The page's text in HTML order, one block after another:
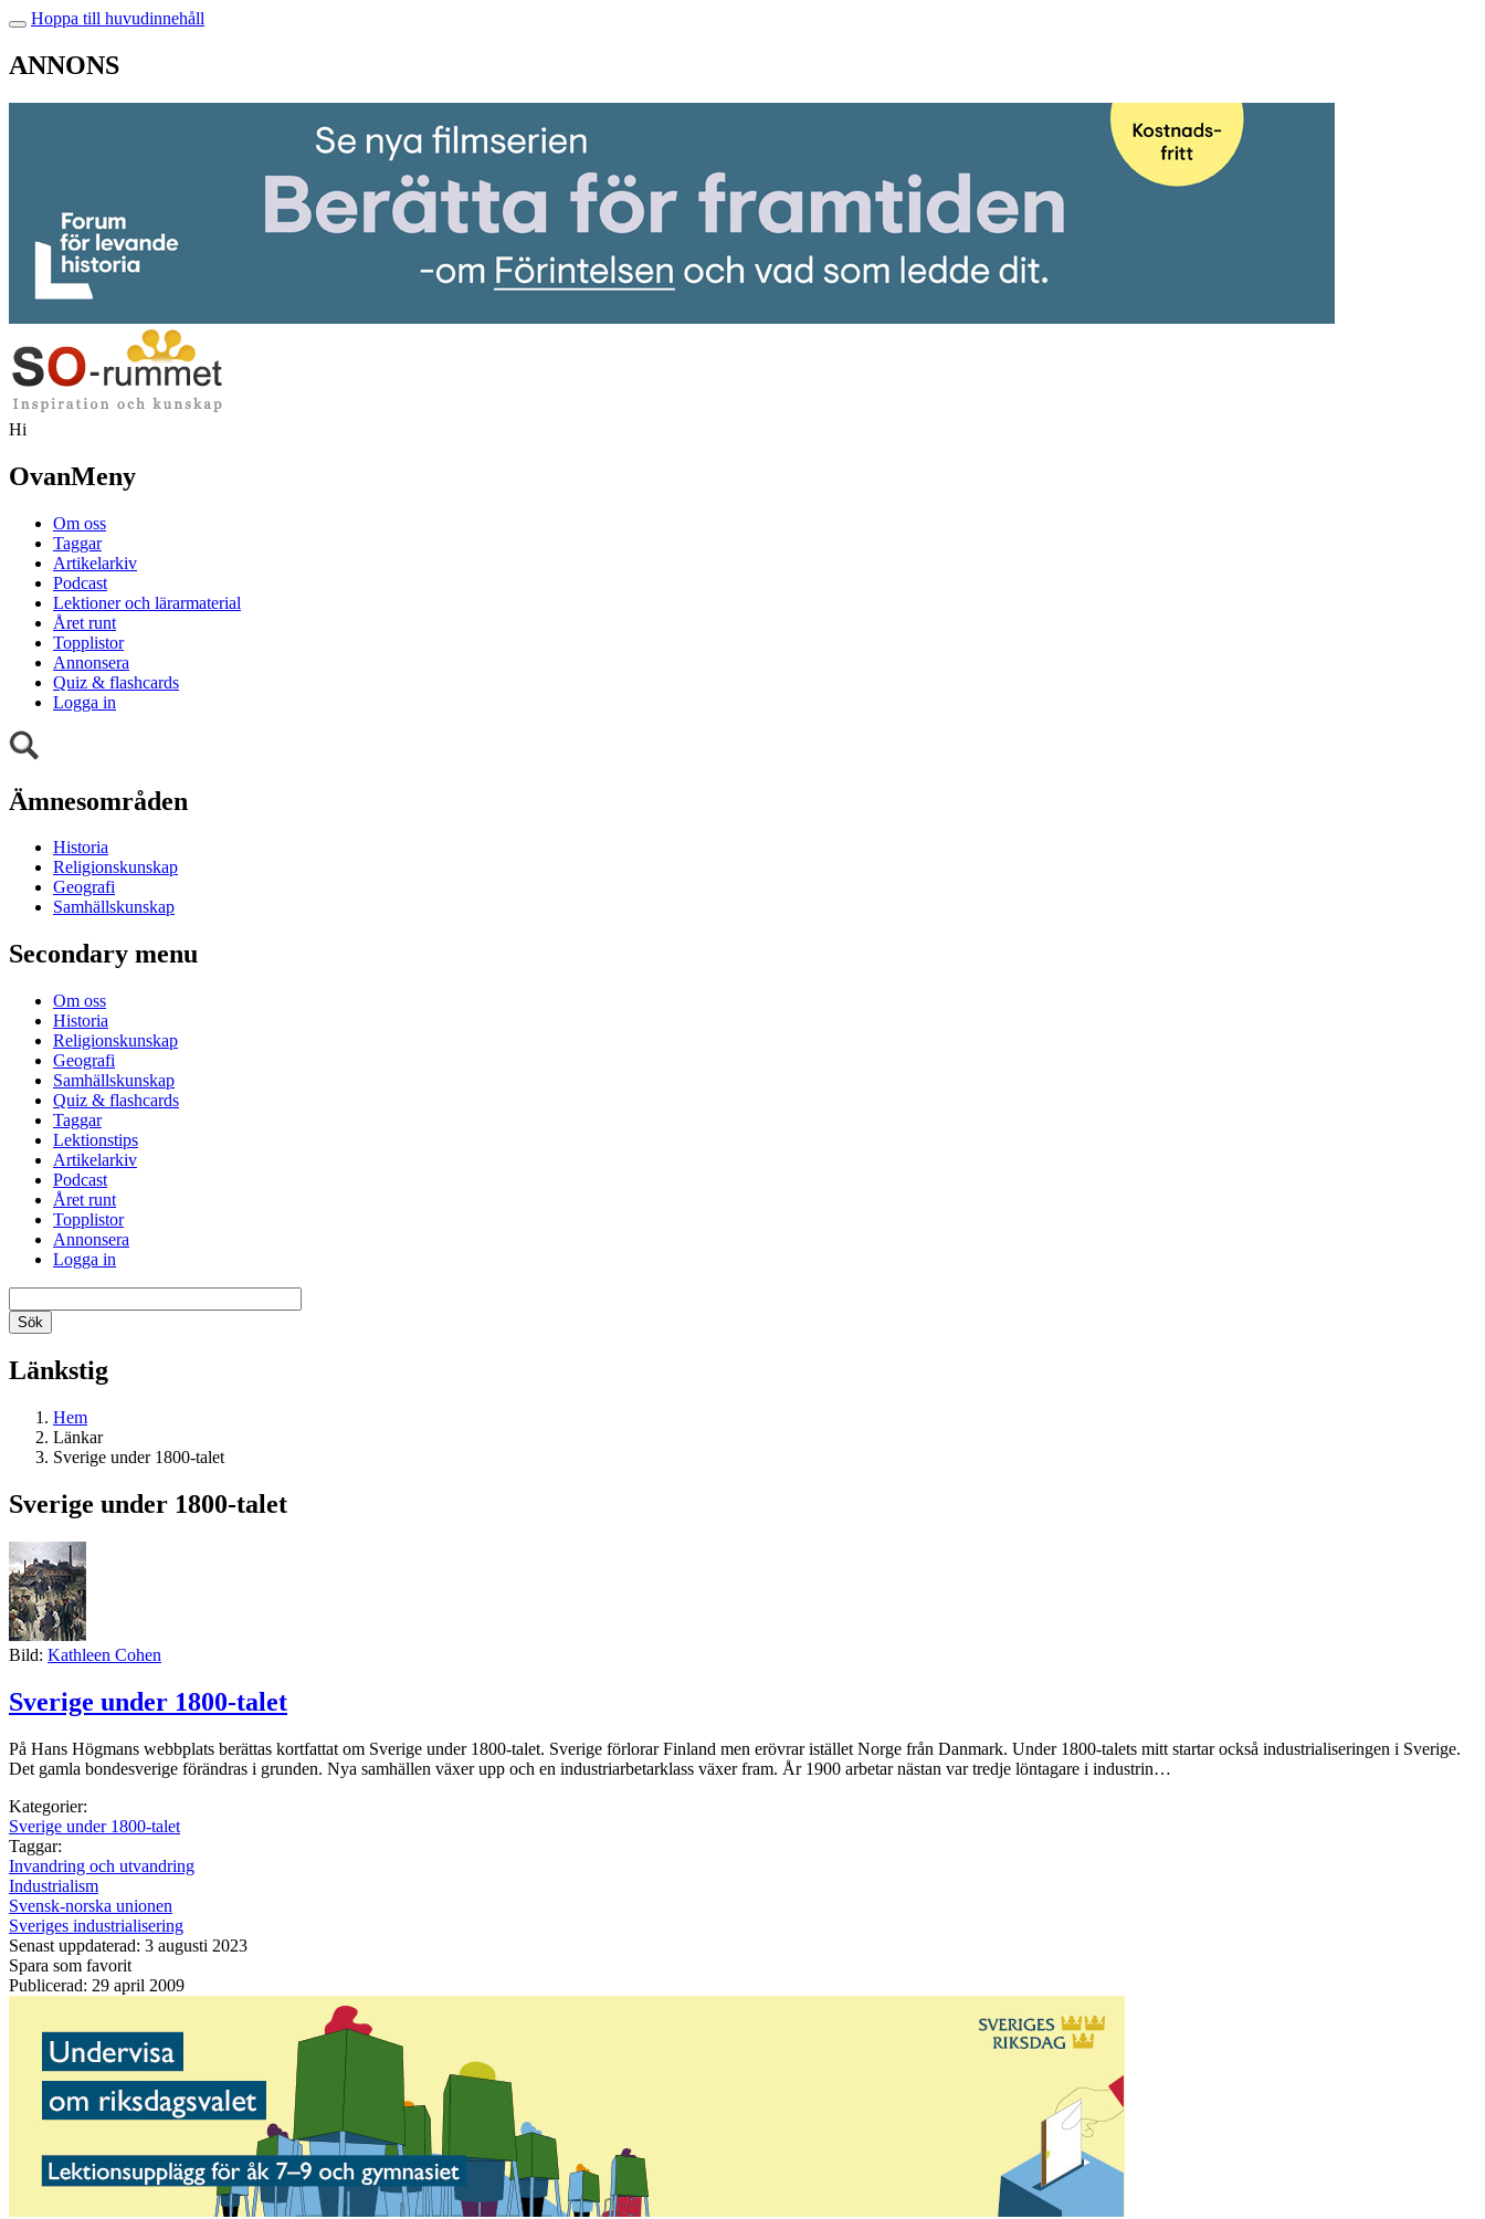
Hoppa till huvudinnehåll
ANNONS
Hi
OvanMeny
Om oss
Taggar
Artikelarkiv
Podcast
Lektioner och lärarmaterial
Året runt
Topplistor
Annonsera
Quiz & flashcards
Logga in
Ämnesområden
Historia
Religionskunskap
Geografi
Samhällskunskap
Secondary menu
Om oss
Historia
Religionskunskap
Geografi
Samhällskunskap
Quiz & flashcards
Taggar
Lektionstips
Artikelarkiv
Podcast
Året runt
Topplistor
Annonsera
Logga in
Länkstig
Hem
Länkar
Sverige under 1800-talet
Sverige under 1800-talet
Bild: Kathleen Cohen
Sverige under 1800-talet
På Hans Högmans webbplats berättas kortfattat om Sverige under 1800-talet. Sverige förlorar Finland men erövrar istället Norge från Danmark. Under 1800-talets mitt startar också industrialiseringen i Sverige.
Det gamla bondesverige förändras i grunden. Nya samhällen växer upp och en industriarbetarklass växer fram. År 1900 arbetar nästan var tredje löntagare i industrin…
Kategorier:
Sverige under 1800-talet
Taggar:
Invandring och utvandring
Industrialism
Svensk-norska unionen
Sveriges industrialisering
Senast uppdaterad: 3 augusti 2023
Spara som favorit
Publicerad: 29 april 2009